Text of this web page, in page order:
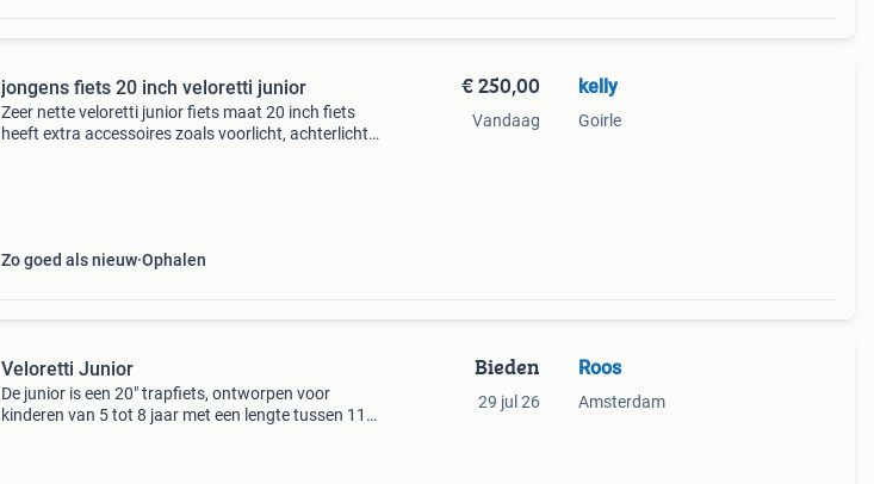
jongens fiets 20 inch veloretti junior
Zeer nette veloretti junior fiets maat 20 inch fiets
heeft extra accessoires zoals voorlicht, achterlicht,
Zo goed als nieuw Ophalen
€ 250,00
Vandaag
kelly
Goirle
Veloretti Junior
De junior is een 20" trapfiets, ontworpen voor
kinderen van 5 tot 8 jaar met een lengte tussen 118
Bieden
29 jul 26
Roos
Amsterdam